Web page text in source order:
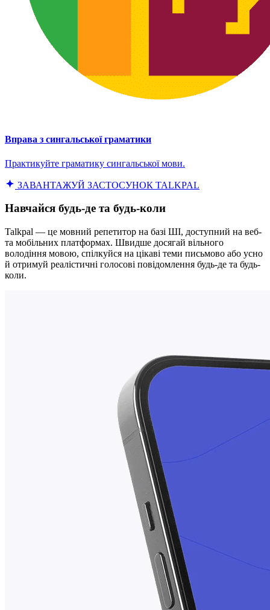
Вправа з сингальської граматики
Практикуйте граматику сингальської мови.
ЗАВАНТАЖУЙ ЗАСТОСУНОК TALKPAL
Навчайся будь-де та будь-коли
Talkpal — це мовний репетитор на базі ШІ, доступний на веб-
та мобільних платформах. Швидше досягай вільного
володіння мовою, спілкуйся на цікаві теми письмово або усно
й отримуй реалістичні голосові повідомлення будь-де та будь-
коли.